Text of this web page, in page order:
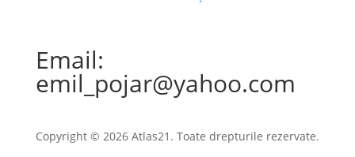
Email:
emil_pojar@yahoo.com
Copyright © 2026 Atlas21. Toate drepturile rezervate.